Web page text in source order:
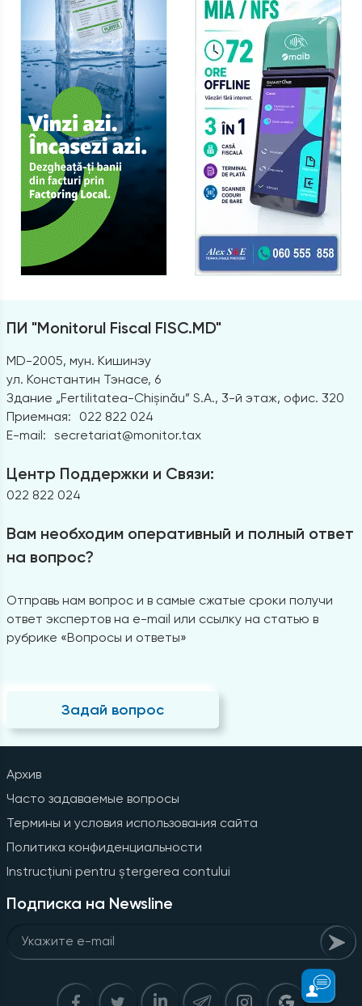
ПИ "Monitorul Fiscal FISC.MD"
MD-2005, мун. Кишинэу
ул. Константин Тэнасе, 6
Здание „Fertilitatea-Chișinău” S.A., 3-й этаж, офис. 320
Приемная:
022 822 024
E-mail: secretariat@monitor.tax
Центр Поддержки и Связи:
022 822 024
Вам необходим оперативный и полный ответ
на вопрос?
Отправь нам вопрос и в самые сжатые сроки получи
ответ экспертов на e-mail или ссылку на статью в
рубрике «Вопросы и ответы»
Задай вопрос
Архив
Часто задаваемые вопросы
Термины и условия использования сайта
Политика конфиденциальности
Instrucțiuni pentru ștergerea contului
Подписка на Newsline